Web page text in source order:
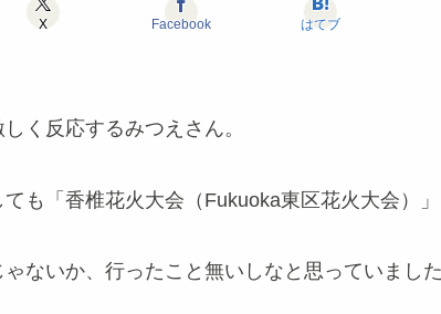
X Facebook はてブ
く反応するみつえさん。
も「香椎花火大会（Fukuoka東区花火大会）」
ないか、行ったこと無いしなと思っていまし